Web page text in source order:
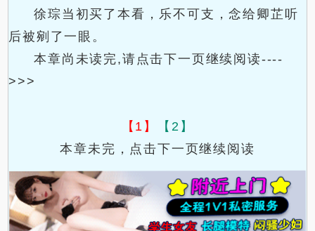
徐琮当初买了本看，乐不可支，念给卿芷听
后被剜了一眼。
本章尚未读完,请点击下一页继续阅读----
>>>
【1】
【2】
本章未完，点击下一页继续阅读